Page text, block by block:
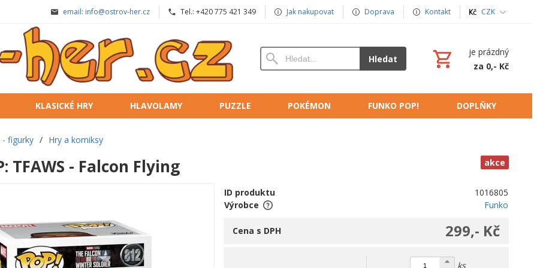
email: info@ostrov-her.cz Tel.: +420 775 421 349 Jak nakupovat Doprava Kontakt CZK
Hledat
je prázdný
za 0,- Kč
KLASICKÉ HRY HLAVOLAMY PUZZLE POKÉMON FUNKO POP! DOPLŇKY
- figurky / Hry a komiksy
akce
TFAWS - Falcon Flying
ID produktu
1016805
Výrobce
Funko
299,- Kč
Cena s DPH
ks